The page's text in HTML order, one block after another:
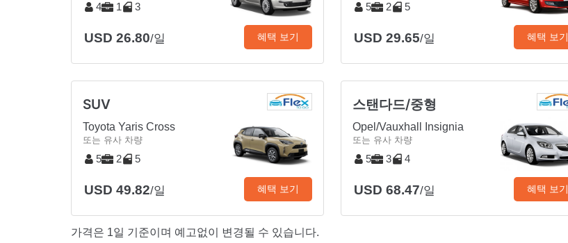
4 1 3
USD 26.80/일 혜택 보기
5 2 5
USD 29.65/일 혜택 보기
SUV
Toyota Yaris Cross
또는 유사 차량
5 2 5
USD 49.82/일 혜택 보기
스탠다드/중형
Opel/Vauxhall Insignia
또는 유사 차량
5 3 4
USD 68.47/일 혜택 보기
가격은 1일 기준이며 예고없이 변경될 수 있습니다.